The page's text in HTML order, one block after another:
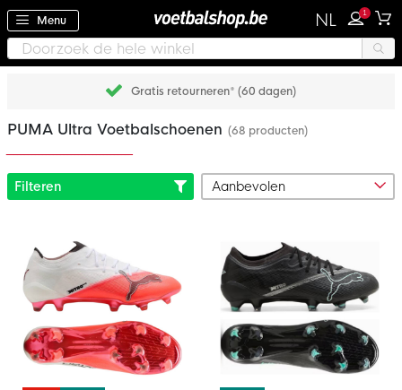
Menu NL 1
Gratis retourneren* (60 dagen)
PUMA Ultra Voetbalschoenen (68 producten)
Filteren